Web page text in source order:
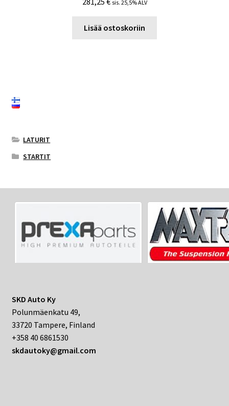
sis. 25,5% ALV
Lisää ostoskoriin
LATURIT
STARTIT
SKD Auto Ky
Polunmäenkatu 49,
33720 Tampere, Finland
+358 40 6861530
skdautoky@gmail.com